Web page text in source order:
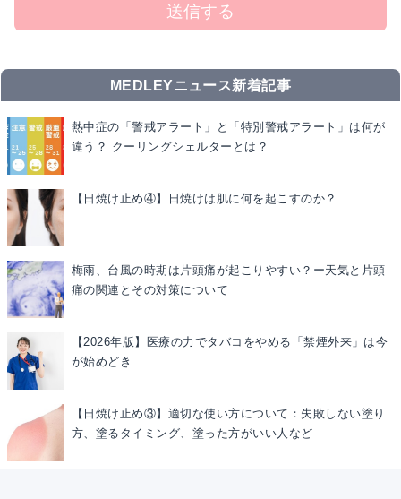
送信する
MEDLEYニュース新着記事
熱中症の「警戒アラート」と「特別警戒アラート」は何が
違う？ クーリングシェルターとは？
【日焼け止め④】日焼けは肌に何を起こすのか？
梅雨、台風の時期は片頭痛が起こりやすい？ー天気と片頭
痛の関連とその対策について
【2026年版】医療の力でタバコをやめる「禁煙外来」は今
が始めどき
【日焼け止め③】適切な使い方について：失敗しない塗り
方、塗るタイミング、塗った方がいい人など